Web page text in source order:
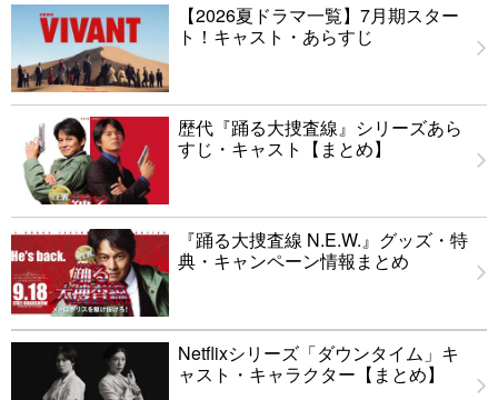
【2026夏ドラマ一覧】7月期スター
ト！キャスト・あらすじ
歴代『踊る大捜査線』シリーズあら
すじ・キャスト【まとめ】
『踊る大捜査線 N.E.W.』グッズ・特
典・キャンペーン情報まとめ
Netflixシリーズ「ダウンタイム」キ
ャスト・キャラクター【まとめ】